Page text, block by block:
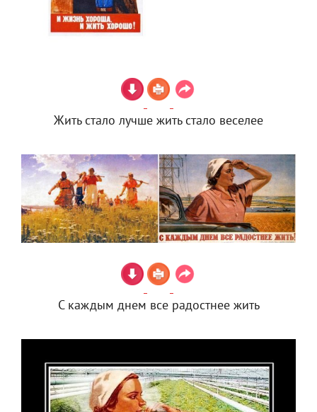
Жить стало лучше жить стало веселее
С каждым днем все радостнее жить